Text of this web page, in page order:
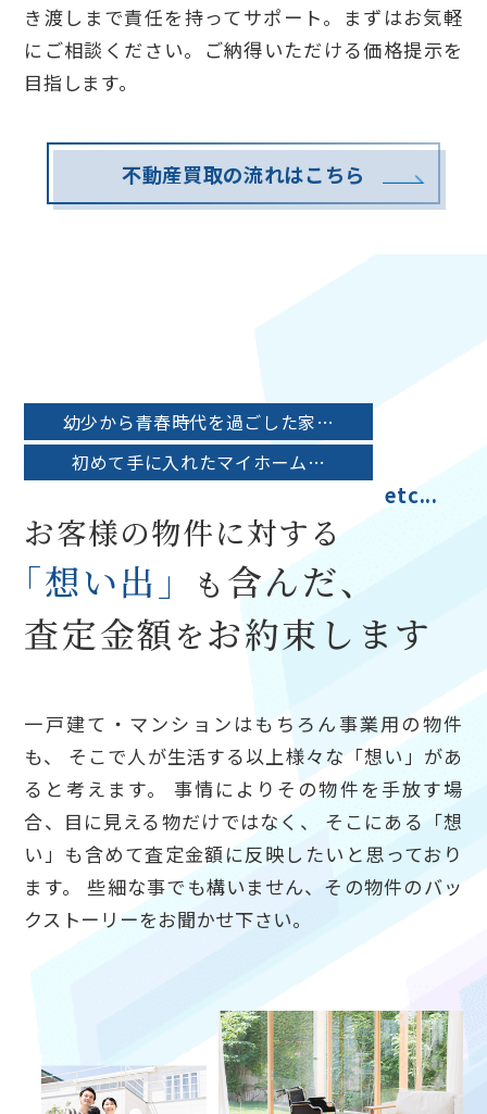
き渡しまで責任を持ってサポート。まずはお気軽
にご相談ください。ご納得いただける価格提示を
目指します。
不動産買取の流れはこちら
幼少から青春時代を過ごした家…
初めて手に入れたマイホーム…
etc...
お客様の物件に対する
「想い出」 も 含んだ、
査定金額をお約束します
一戸建て・マンションはもちろん事業用の物件
も、
そこで人が生活する以上様々な「想い」があ
ると考えます。
事情によりその物件を手放す場
合、目に見える物だけではなく、
そこにある「想
い」も含めて査定金額に反映したいと思っており
ます。
些細な事でも構いません、その物件のバッ
クストーリーをお聞かせ下さい。